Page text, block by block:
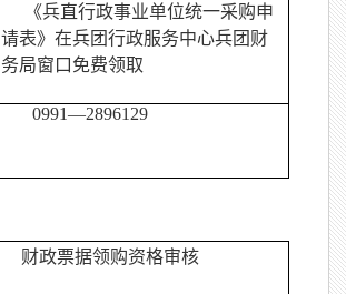
《兵直行政事业单位统一采购申
请表》在兵团行政服务中心兵团财
务局窗口免费领取
0991—2896129
财政票据领购资格审核